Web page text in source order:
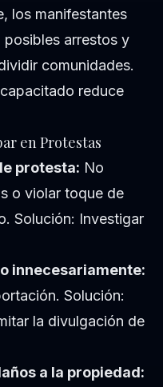
los manifestantes
arrestos y
comunidades.
reduce
en Protestas
protesta: No
o violar toque de
Solución: Investigar
innecesariamente:
Solución:
la divulgación de
a la propiedad: